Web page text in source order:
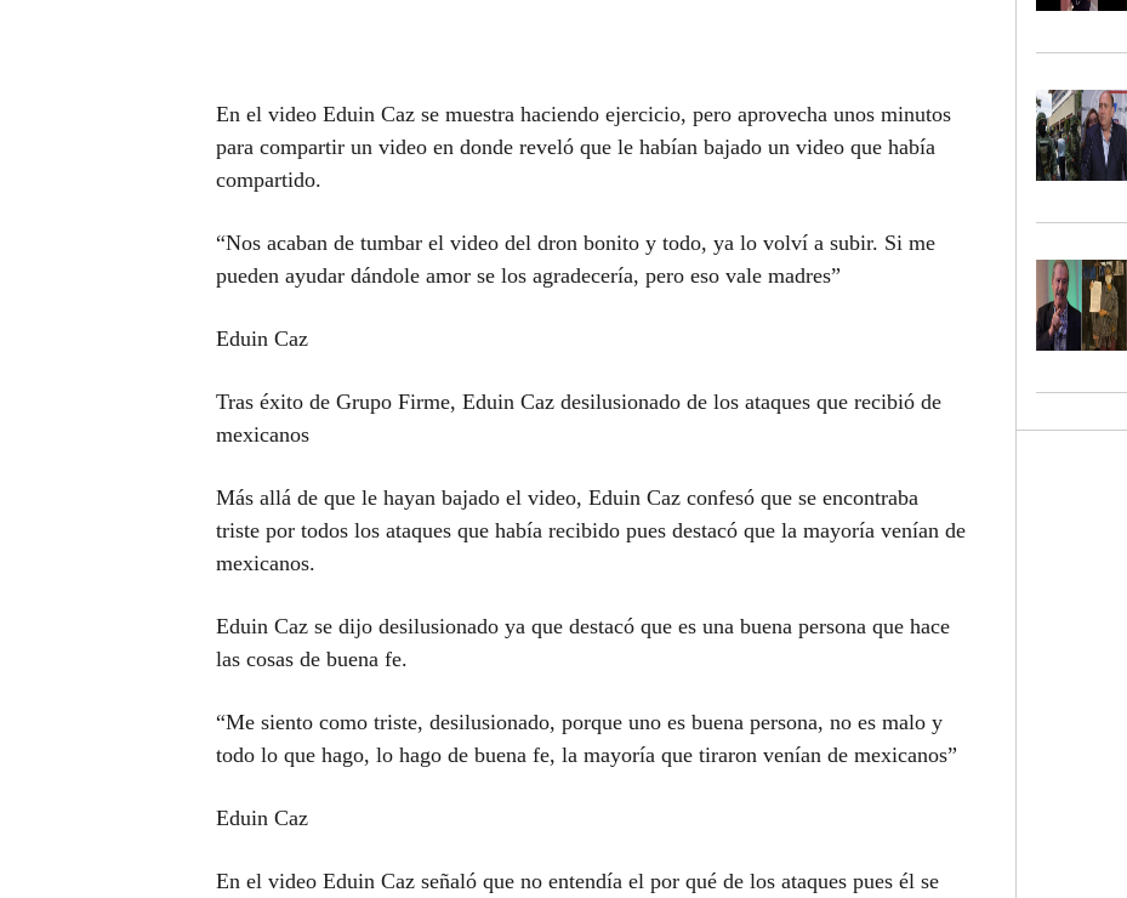
En el video Eduin Caz se muestra haciendo ejercicio, pero aprovecha unos minutos
para compartir un video en donde reveló que le habían bajado un video que había
compartido.
“Nos acaban de tumbar el video del dron bonito y todo, ya lo volví a subir. Si me
pueden ayudar dándole amor se los agradecería, pero eso vale madres”
Eduin Caz
Tras éxito de Grupo Firme, Eduin Caz desilusionado de los ataques que recibió de
mexicanos
Más allá de que le hayan bajado el video, Eduin Caz confesó que se encontraba
triste por todos los ataques que había recibido pues destacó que la mayoría venían de
mexicanos.
Eduin Caz se dijo desilusionado ya que destacó que es una buena persona que hace
las cosas de buena fe.
“Me siento como triste, desilusionado, porque uno es buena persona, no es malo y
todo lo que hago, lo hago de buena fe, la mayoría que tiraron venían de mexicanos”
Eduin Caz
En el video Eduin Caz señaló que no entendía el por qué de los ataques pues él se